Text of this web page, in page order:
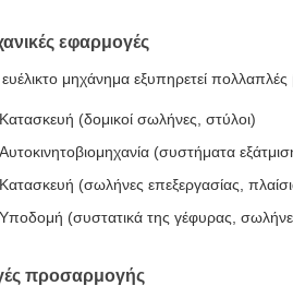
εφαρμογές
μηχάνημα εξυπηρετεί
Κατασκευή (δομικοί σωλήνες, στύλοι)
Αυτοκινητοβιομηχανία (συστήματα
Κατασκευή (σωλήνες επεξεργασίας,
Υποδομή (συστατικά της γέφυρας,
προσαρμογής